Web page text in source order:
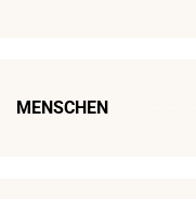
MENSCHEN